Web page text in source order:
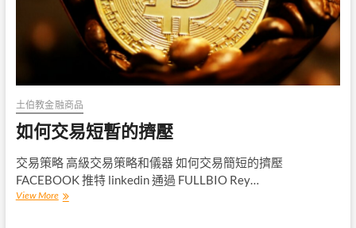
土伯教金融商品
如何交易短暫的擠壓
交易策略 高級交易策略和儀器 如何交易簡短的擠壓
FACEBOOK 推特 linkedin 通過 FULLBIO Rey…
View More如